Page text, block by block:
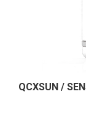
QCXSUN /